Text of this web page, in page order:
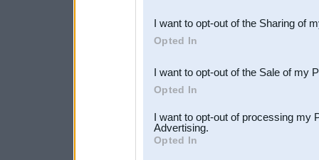
Downstream Participants
third parties.
I want to opt-out of the Sharing of
Opted In
I want to opt-out of the Sale of my
Opted In
I want to opt-out of processing my
Advertising.
Opted In